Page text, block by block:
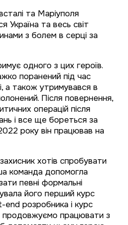
та Маріуполя
Україна та весь світ
з болем в серці за
одного з цих героїв.
поранений під час
а також утримувався в
Після повернення,
операцій після
і все ще бореться за
року він працював на
хотів спробувати
команда допомогла
певні формальні
його перший курс
розробника і курс
продовжуємо працювати з